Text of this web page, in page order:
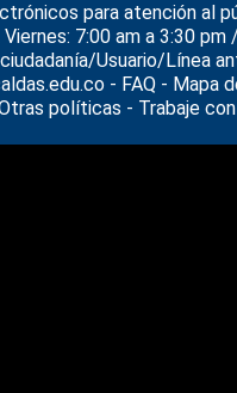
para atención al
7:00 am a 3:30
Usuario/Línea
- FAQ - Mapa
políticas - Trabaje